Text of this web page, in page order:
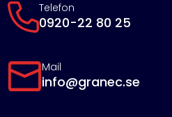
Telefon
0920-22 80 25
Mail
info@granec.se